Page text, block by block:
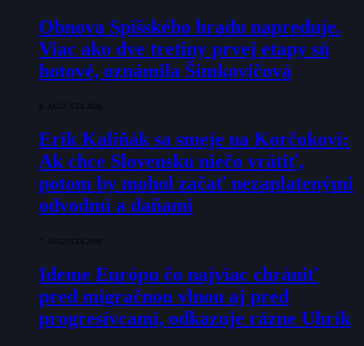
Obnova Spišského hradu napreduje.
Viac ako dve tretiny prvej etapy sú
hotové, oznámila Šimkovičová
8. AUGUSTA 2026
Erik Kaliňák sa smeje na Korčokovi:
Ak chce Slovensku niečo vrátiť,
potom by mohol začať nezaplatenými
odvodmi a daňami
7. AUGUSTA 2026
Ideme Európu čo najviac chrániť
pred migračnou vlnou aj pred
progresívcami, odkazuje rázne Uhrík